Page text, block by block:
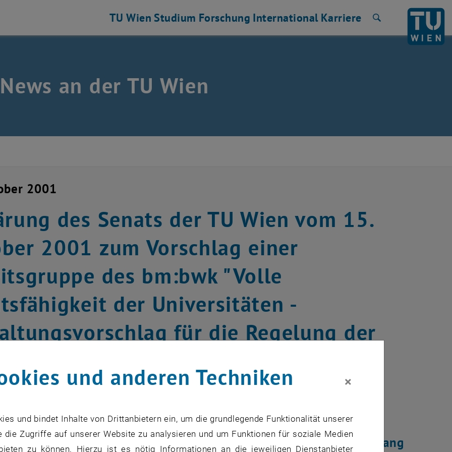
TU Wien Studium Forschung International Karriere
an der TU Wien
2001
des Senats der TU Wien vom 15.
2001 zum Vorschlag einer
des bm:bwk "Volle
der Universitäten -
für die Regelung der
TU Wien angestrebte Autonomie mit Selbstständigkeit und
ist mit dem von einer Arbeitsgruppe im bm:bwk Anfang
und anderen Techniken ×
und bindet Inhalte von Drittanbietern ein, um die grundlegende Funktionalität unserer
Zugriffe auf unserer Website zu analysieren und um Funktionen für soziale Medien
zu können. Hierzu ist es nötig Informationen an die jeweiligen Dienstanbieter